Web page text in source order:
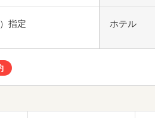
指定 ホテル